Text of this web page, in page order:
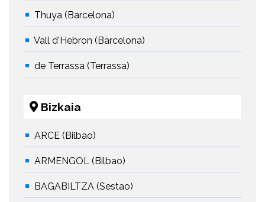
Thuya (Barcelona)
Vall d'Hebron (Barcelona)
de Terrassa (Terrassa)
Bizkaia
ARCE (Bilbao)
ARMENGOL (Bilbao)
BAGABILTZA (Sestao)